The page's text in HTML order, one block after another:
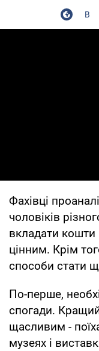
Фахівці
чоловіків
вкладати кошти
цінним. Крім
способи стати
По-перше,
спогади.
щасливим -
музеях і